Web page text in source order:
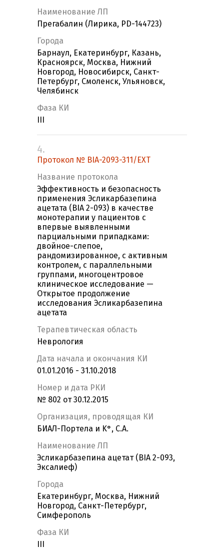
Наименование ЛП
Прегабалин (Лирика, PD-144723)
Города
Барнаул, Екатеринбург, Казань,
Красноярск, Москва, Нижний
Новгород, Новосибирск, Санкт-
Петербург, Смоленск, Ульяновск,
Челябинск
Фаза КИ
4.
Протокол № BIA-2093-311/EXT
Название протокола
Эффективность и безопасность
применения Эсликарбазепина
ацетата (BIA 2-093) в качестве
монотерапии у пациентов с
впервые выявленными
парциальными припадками:
двойное-слепое,
рандомизированное, с активным
контролем, с параллельными
группами, многоцентровое
клиническое исследование —
Открытое продолжение
исследования Эсликарбазепина
ацетата
Терапевтическая область
Неврология
Дата начала и окончания КИ
01.01.2016 - 31.10.2018
Номер и дата РКИ
№ 802 от 30.12.2015
Организация, проводящая КИ
БИАЛ-Портела и K°, С.А.
Наименование ЛП
Эсликарбазепина ацетат (BIA 2-093,
Эксалиеф)
Города
Екатеринбург, Москва, Нижний
Новгород, Санкт-Петербург,
Симферополь
Фаза КИ